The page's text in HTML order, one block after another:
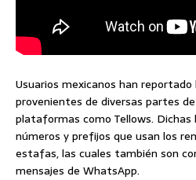
Usuarios mexicanos han
provenientes de diversas partes
plataformas como Tellows.
números y prefijos que usan los
estafas, las cuales también son
mensajes de WhatsApp.